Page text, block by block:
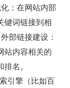
：在网站内部
键词链接到相
部链接建设：
站内容相关的
名。
引擎（比如百